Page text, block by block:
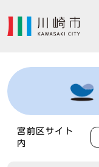
宮前区サイト
内